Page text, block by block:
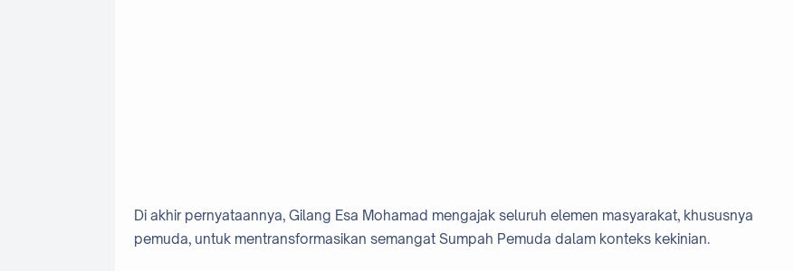
Di akhir pernyataannya, Gilang Esa Mohamad mengajak seluruh elemen masyarakat, khususnya
pemuda, untuk mentransformasikan semangat Sumpah Pemuda dalam konteks kekinian.